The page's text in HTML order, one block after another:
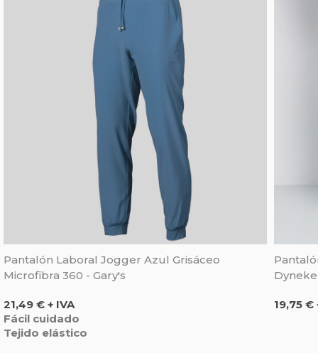
Pantalón Laboral Jogger Azul Grisáceo
Microfibra 360 - Gary's
Precio
21,49 € + IVA
Fácil cuidado
Tejido elástico
Dyneke
Precio
19,75 €